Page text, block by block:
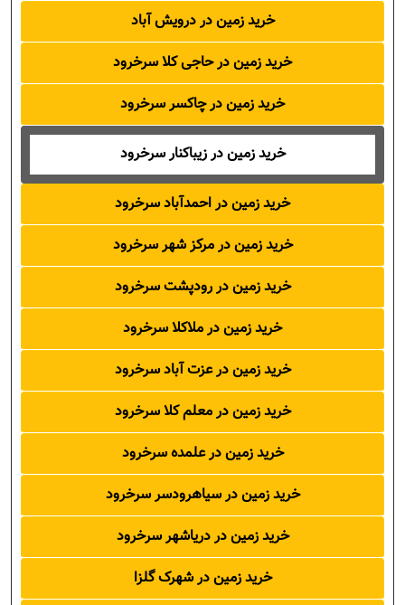
خرید زمین در درویش آباد
خرید زمین در حاجی کلا سرخرود
خرید زمین در چاکسر سرخرود
خرید زمین در زیباکنار سرخرود
خرید زمین در احمدآباد سرخرود
خرید زمین در مرکز شهر سرخرود
خرید زمین در رودپشت سرخرود
خرید زمین در ملاکلا سرخرود
خرید زمین در عزت آباد سرخرود
خرید زمین در معلم کلا سرخرود
خرید زمین در علمده سرخرود
خرید زمین در سیاهرودسر سرخرود
خرید زمین در دریاشهر سرخرود
خرید زمین در شهرک گلزا